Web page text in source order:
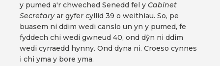
y pumed a'r chweched Senedd fel y Cabinet
Secretaryar gyfer cyllid 39 o weithiau. So, pe
buasem ni ddim wedi canslo un yn y pumed, fe
fyddech chi wedi gwneud 40, ond dŷn ni ddim
wedi cyrraedd hynny. Ond dyna ni. Croeso cynnes
i chi yma y bore yma.